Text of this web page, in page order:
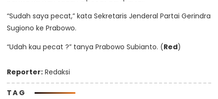
“Sudah saya pecat,” kata Sekretaris Jenderal Partai Gerindra
Sugiono ke Prabowo.
“Udah kau pecat ?” tanya Prabowo Subianto. (Red)
Reporter: Redaksi
TAG